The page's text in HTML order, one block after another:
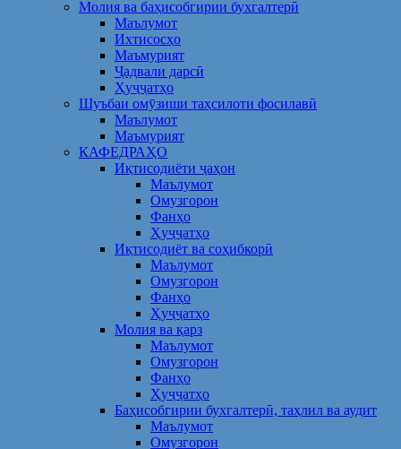
Молия ва баҳисобгирии бухгалтерӣ
Маълумот
Ихтисосҳо
Маъмурият
Ҷадвали дарсӣ
Ҳуҷҷатҳо
Шуъбаи омӯзиши таҳсилоти фосилавӣ
Маълумот
Маъмурият
КАФЕДРАҲО
Иқтисодиёти ҷаҳон
Маълумот
Омузгорон
Фанҳо
Ҳуҷҷатҳо
Иқтисодиёт ва соҳибкорӣ
Маълумот
Омузгорон
Фанҳо
Ҳуҷҷатҳо
Молия ва қарз
Маълумот
Омузгорон
Фанҳо
Ҳуҷҷатҳо
Баҳисобгирии бухгалтерӣ, таҳлил ва аудит
Маълумот
Омузгорон